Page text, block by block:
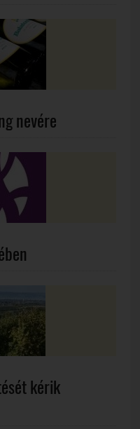
nevére
kérik